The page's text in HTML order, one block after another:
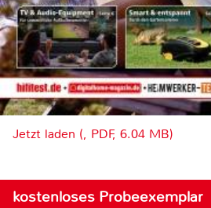
Jetzt laden (, PDF, 6.04 MB)
kostenloses Probeexemplar